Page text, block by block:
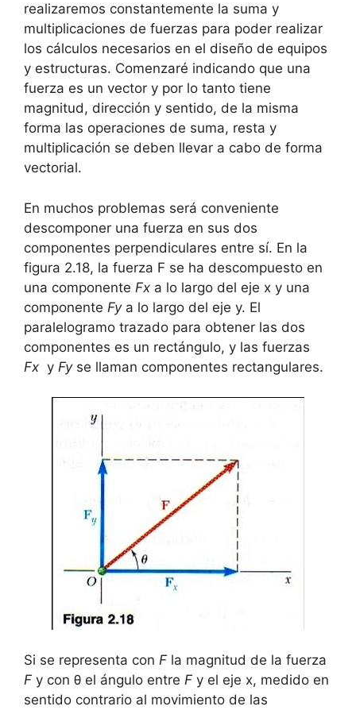
realizaremos constantemente la suma y
multiplicaciones de fuerzas para poder realizar
los cálculos necesarios en el diseño de equipos
y estructuras. Comenzaré indicando que una
fuerza es un vector y por lo tanto tiene
magnitud, dirección y sentido, de la misma
forma las operaciones de suma, resta y
multiplicación se deben llevar a cabo de forma
vectorial.
En muchos problemas será conveniente
descomponer una fuerza en sus dos
componentes perpendiculares entre sí. En la
figura 2.18, la fuerza F se ha descompuesto en
una componente Fx a lo largo del eje x y una
componente Fya lo largo del eje y. El
paralelogramo trazado para obtener las dos
componentes es un rectángulo, y las fuerzas
Fx y Fyse llaman componentes rectangulares.
Si se representa con F la magnitud de la fuerza
F y con θ el ángulo entre F y el eje x, medido en
sentido contrario al movimiento de las